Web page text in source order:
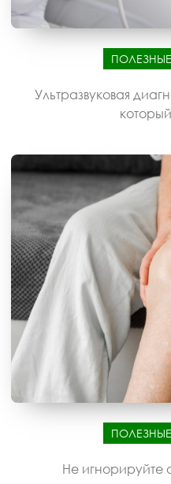
Ультразвуковая
Не игнорируйте